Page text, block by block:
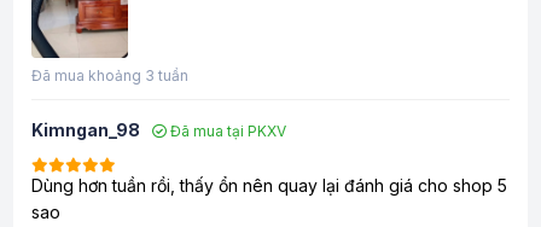
Đã mua khoảng 3 tuần
Kimngan_98 Đã mua tại PKXV
Dùng hơn tuần rồi, thấy ổn nên quay lại đánh giá cho shop 5
sao